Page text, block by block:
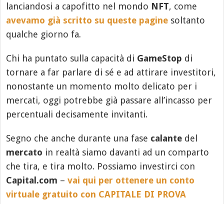
lanciandosi a capofitto nel mondo NFT, come
avevamo già scritto su queste pagine soltanto
qualche giorno fa.
Chi ha puntato sulla capacità di GameStop di
tornare a far parlare di sé e ad attirare investitori,
nonostante un momento molto delicato per i
mercati, oggi potrebbe già passare all’incasso per
percentuali decisamente invitanti.
Segno che anche durante una fase calante del
mercato in realtà siamo davanti ad un comparto
che tira, e tira molto. Possiamo investirci con
Capital.com –vai qui per ottenere un conto
virtuale gratuito con CAPITALE DI PROVA